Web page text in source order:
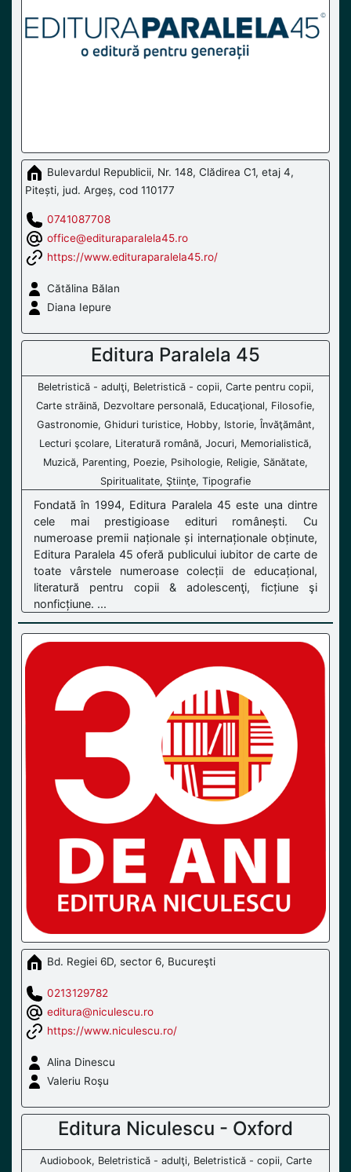
Bulevardul Republicii, Nr. 148, Clădirea C1, etaj 4,
Pitești, jud. Argeș, cod 110177
0741087708
office@edituraparalela45.ro
https://www.edituraparalela45.ro/
Cătălina Bălan
Diana Iepure
Editura Paralela 45
Beletristică - adulţi, Beletristică - copii, Carte pentru copii,
Carte străină, Dezvoltare personală, Educaţional, Filosofie,
Gastronomie, Ghiduri turistice, Hobby, Istorie, Învăţământ,
Lecturi şcolare, Literatură română, Jocuri, Memorialistică,
Muzică, Parenting, Poezie, Psihologie, Religie, Sănătate,
Spiritualitate, Ştiinţe, Tipografie
Fondată în 1994, Editura Paralela 45 este una dintre
cele mai prestigioase edituri românești. Cu
numeroase premii naționale și internaționale obținute,
Editura Paralela 45 oferă publicului iubitor de carte de
toate vârstele numeroase colecții de educațional,
literatură pentru copii & adolescenţi, ficțiune şi
nonficțiune. ...
Bd. Regiei 6D, sector 6, Bucureşti
0213129782
editura@niculescu.ro
https://www.niculescu.ro/
Alina Dinescu
Valeriu Roşu
Editura Niculescu - Oxford
Audiobook, Beletristică - adulţi, Beletristică - copii, Carte